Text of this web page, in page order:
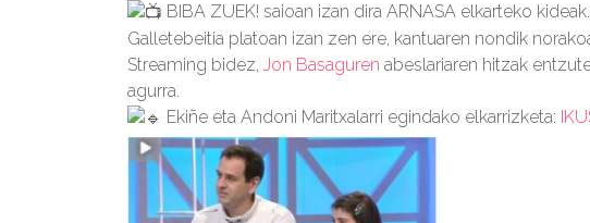
BIBA ZUEK! saioan izan dira ARNASA elkarteko
Galletebeitia platoan izan zen ere, kantuaren nondik
Streaming bidez, Jon Basaguren abeslariaren hitzak
agurra.
Ekiñe eta Andoni Maritxalarri egindako elkarrizketa: